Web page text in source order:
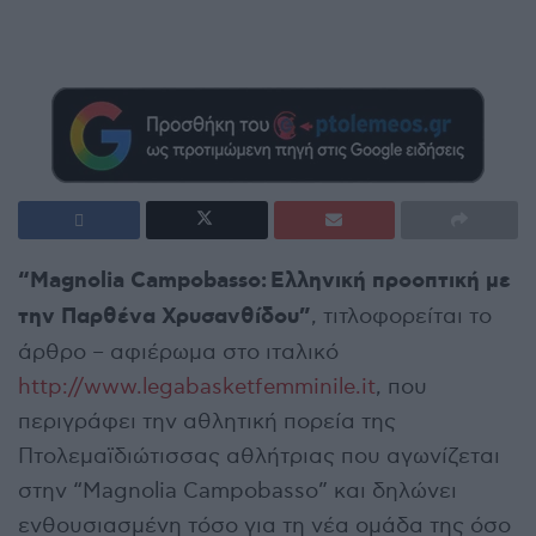
“Magnolia Campobasso: Ελληνική προοπτική με
την Παρθένα Χρυσανθίδου”, τιτλοφορείται το
άρθρο – αφιέρωμα στο ιταλικό
http://www.legabasketfemminile.it, που
περιγράφει την αθλητική πορεία της
Πτολεμαϊδιώτισσας αθλήτριας που αγωνίζεται
στην “Magnolia Campobasso” και δηλώνει
ενθουσιασμένη τόσο για τη νέα ομάδα της όσο